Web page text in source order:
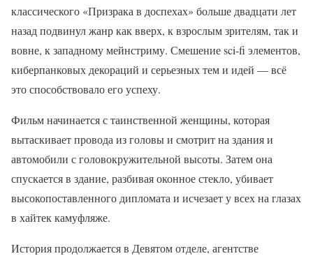
классического «Призрака в доспехах» больше двадцати лет
назад подвинул жанр как вверх, к взрослым зрителям, так и
вовне, к западному мейнстриму. Смешение sci-fi элементов,
киберпанковых декораций и серьезных тем и идей — всё
это способствовало его успеху.
Фильм начинается с таинственной женщины, которая
вытаскивает провода из головы и смотрит на здания и
автомобили с головокружительной высоты. Затем она
спускается в здание, разбивая оконное стекло, убивает
высокопоставленного дипломата и исчезает у всех на глазах
в хайтек камуфляже.
История продолжается в Девятом отделе, агентстве